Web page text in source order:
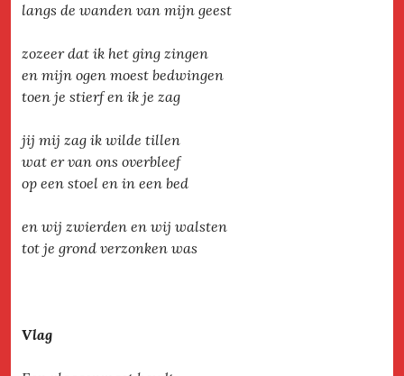
langs de wanden van mijn geest
zozeer dat ik het ging zingen
en mijn ogen moest bedwingen
toen je stierf en ik je zag
jij mij zag ik wilde tillen
wat er van ons overbleef
op een stoel en in een bed
en wij zwierden en wij walsten
tot je grond verzonken was
Vlag